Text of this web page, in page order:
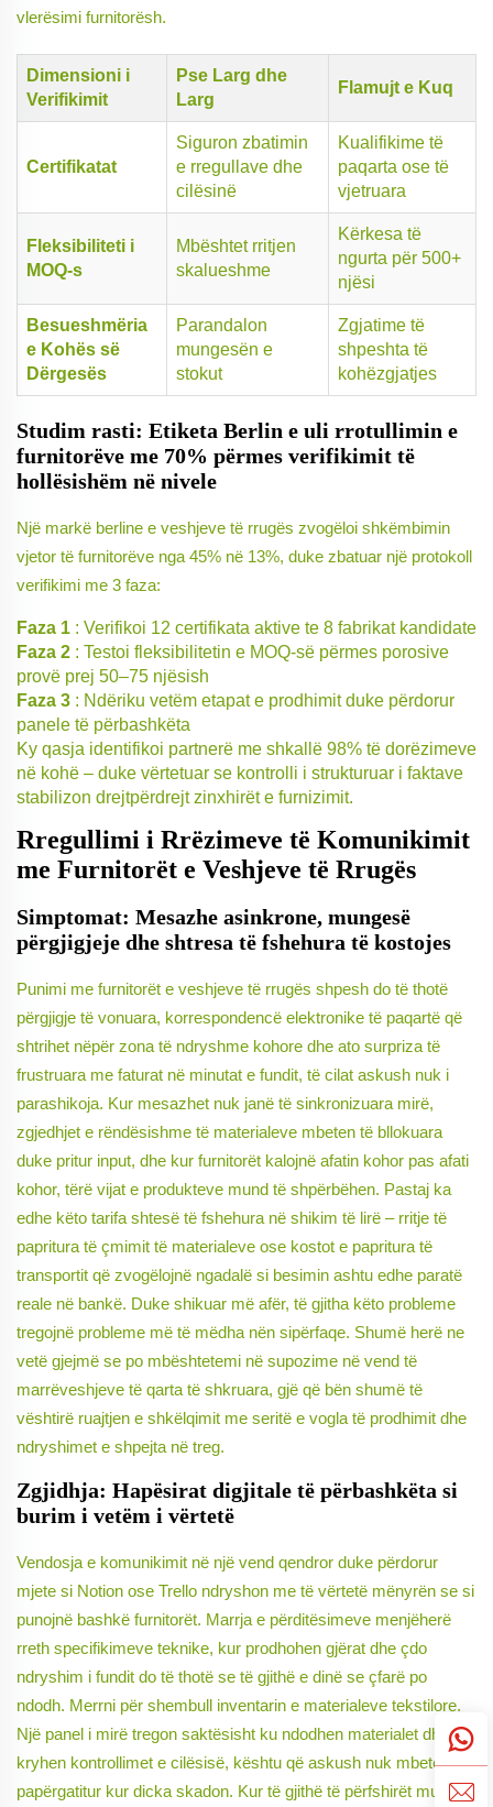
vlerësimi furnitorësh.
Dimensioni i
Verifikimit
Pse Larg dhe
Larg
Flamujt e Kuq
Certifikatat
Siguron zbatimin
e rregullave dhe
cilësinë
Kualifikime të
paqarta ose të
vjetruara
Fleksibiliteti i
MOQ-s
Mbështet rritjen
skalueshme
Kërkesa të
ngurta për 500+
njësi
Besueshmëria
e Kohës së
Dërgesës
Parandalon
mungesën e
stokut
Zgjatime të
shpeshta të
kohëzgjatjes
Studim rasti: Etiketa Berlin e uli rrotullimin e
furnitorëve me 70% përmes verifikimit të
hollësishëm në nivele
Një markë berline e veshjeve të rrugës zvogëloi shkëmbimin
vjetor të furnitorëve nga 45% në 13%, duke zbatuar një protokoll
verifikimi me 3 faza:
Faza 1 : Verifikoi 12 certifikata aktive te 8 fabrikat kandidate
Faza 2 : Testoi fleksibilitetin e MOQ-së përmes porosive
provë prej 50–75 njësish
Faza 3 : Ndëriku vetëm etapat e prodhimit duke përdorur
panele të përbashkëta
Ky qasja identifikoi partnerë me shkallë 98% të dorëzimeve
në kohë – duke vërtetuar se kontrolli i strukturuar i faktave
stabilizon drejtpërdrejt zinxhirët e furnizimit.
Rregullimi i Rrëzimeve të Komunikimit
me Furnitorët e Veshjeve të Rrugës
Simptomat: Mesazhe asinkrone, mungesë
përgjigjeje dhe shtresa të fshehura të kostojes
Punimi me furnitorët e veshjeve të rrugës shpesh do të thotë
përgjigje të vonuara, korrespondencë elektronike të paqartë që
shtrihet nëpër zona të ndryshme kohore dhe ato surpriza të
frustruara me faturat në minutat e fundit, të cilat askush nuk i
parashikoja. Kur mesazhet nuk janë të sinkronizuara mirë,
zgjedhjet e rëndësishme të materialeve mbeten të bllokuara
duke pritur input, dhe kur furnitorët kalojnë afatin kohor pas afati
kohor, tërë vijat e produkteve mund të shpërbëhen. Pastaj ka
edhe këto tarifa shtesë të fshehura në shikim të lirë – rritje të
papritura të çmimit të materialeve ose kostot e papritura të
transportit që zvogëlojnë ngadalë si besimin ashtu edhe paratë
reale në bankë. Duke shikuar më afër, të gjitha këto probleme
tregojnë probleme më të mëdha nën sipërfaqe. Shumë herë ne
vetë gjejmë se po mbështetemi në supozime në vend të
marrëveshjeve të qarta të shkruara, gjë që bën shumë të
vështirë ruajtjen e shkëlqimit me seritë e vogla të prodhimit dhe
ndryshimet e shpejta në treg.
Zgjidhja: Hapësirat digjitale të përbashkëta si
burim i vetëm i vërtetë
Vendosja e komunikimit në një vend qendror duke përdorur
mjete si Notion ose Trello ndryshon me të vërtetë mënyrën se si
punojnë bashkë furnitorët. Marrja e përditësimeve menjëherë
rreth specifikimeve teknike, kur prodhohen gjërat dhe çdo
ndryshim i fundit do të thotë se të gjithë e dinë se çfarë po
ndodh. Merrni për shembull inventarin e materialeve tekstilore.
Një panel i mirë tregon saktësisht ku ndodhen materialet dhe kur
kryhen kontrollimet e cilësisë, kështu që askush nuk mbetet i
papërgatitur kur dicka skadon. Kur të gjithë të përfshirët mund të